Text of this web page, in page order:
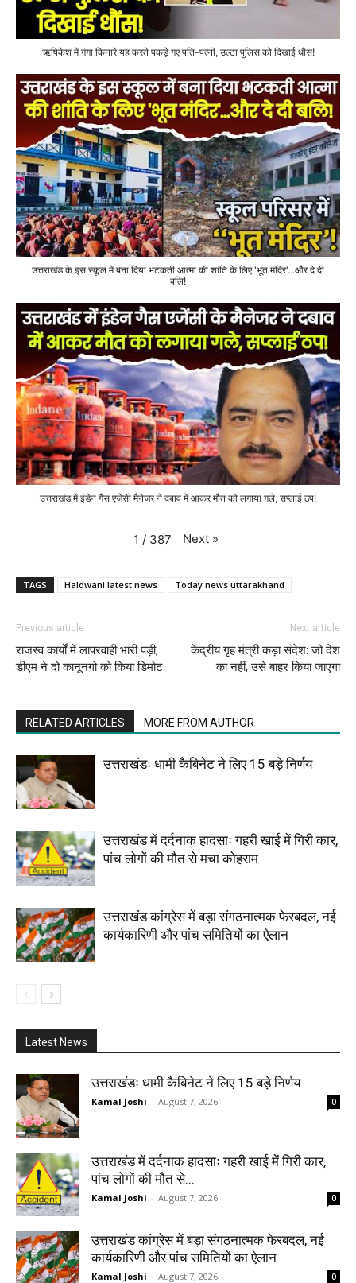
ऋषिकेश में गंगा किनारे यह करते पकड़े गए पति-पत्नी, उल्टा पुलिस को दिखाई धौंस!
उत्तराखंड के इस स्कूल में बना दिया भटकती आत्मा की शांति के लिए 'भूत मंदिर'...और दे दी
बलि!
उत्तराखंड में इंडेन गैस एजेंसी मैनेजर ने दबाव में आकर मौत को लगाया गले, सप्लाई ठप!
1 / 387 Next »
TAGS Haldwani latest news Today news uttarakhand
Previous article
राजस्व कार्यों में लापरवाही भारी पड़ी,
डीएम ने दो कानूनगो को किया डिमोट
Next article
केंद्रीय गृह मंत्री कड़ा संदेश: जो देश
का नहीं, उसे बाहर किया जाएगा
RELATED ARTICLES MORE FROM AUTHOR
उत्तराखंडः धामी कैबिनेट ने लिए 15 बड़े निर्णय
उत्तराखंड में दर्दनाक हादसाः गहरी खाई में गिरी कार,
पांच लोगों की मौत से मचा कोहराम
उत्तराखंड कांग्रेस में बड़ा संगठनात्मक फेरबदल, नई
कार्यकारिणी और पांच समितियों का ऐलान
Latest News
उत्तराखंडः धामी कैबिनेट ने लिए 15 बड़े निर्णय
Kamal Joshi - August 7, 2026 0
उत्तराखंड में दर्दनाक हादसाः गहरी खाई में गिरी कार,
पांच लोगों की मौत से...
Kamal Joshi - August 7, 2026 0
उत्तराखंड कांग्रेस में बड़ा संगठनात्मक फेरबदल, नई
कार्यकारिणी और पांच समितियों का ऐलान
Kamal Joshi - August 7, 2026 0